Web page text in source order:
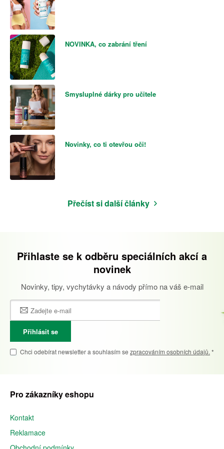
NOVINKA, co zabrání tření
Smysluplné dárky pro učitele
Novinky, co ti otevřou oči!
Přečíst si další články
Přihlaste se k odběru speciálních akcí a
novinek
Novinky, tipy, vychytávky a návody přímo na váš e-mail
Přihlásit se
Chci odebírat newsletter a souhlasím se zpracováním osobních údajů. *
Pro zákazníky eshopu
Kontakt
Reklamace